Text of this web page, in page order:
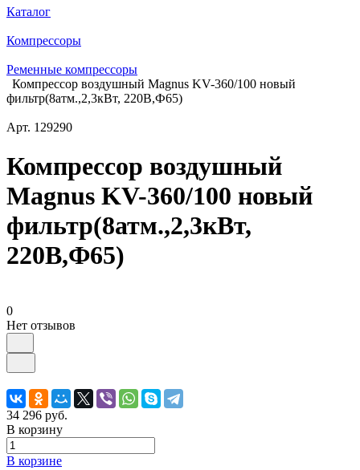
Каталог
Компрессоры
Ременные компрессоры
Компрессор воздушный Magnus KV-360/100 новый
фильтр(8атм.,2,3кВт, 220В,Ф65)
Арт. 129290
Компрессор воздушный
Magnus KV-360/100 новый
фильтр(8атм.,2,3кВт,
220В,Ф65)
0
Нет отзывов
34 296 руб.
В корзину
В корзине